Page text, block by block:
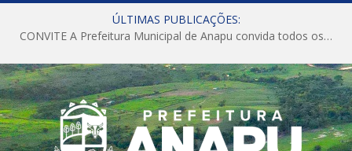
ÚLTIMAS PUBLICAÇÕES:
CONVITE A Prefeitura Municipal de Anapu convida todos os servidores públicos municipais para participarem da Audiência Pública de discussão da Lei de Diretrizes Orçamentárias (LDO), importante instrumento de planejamento das ações e investimentos da Administração Pública para o próximo exercício financeiro.